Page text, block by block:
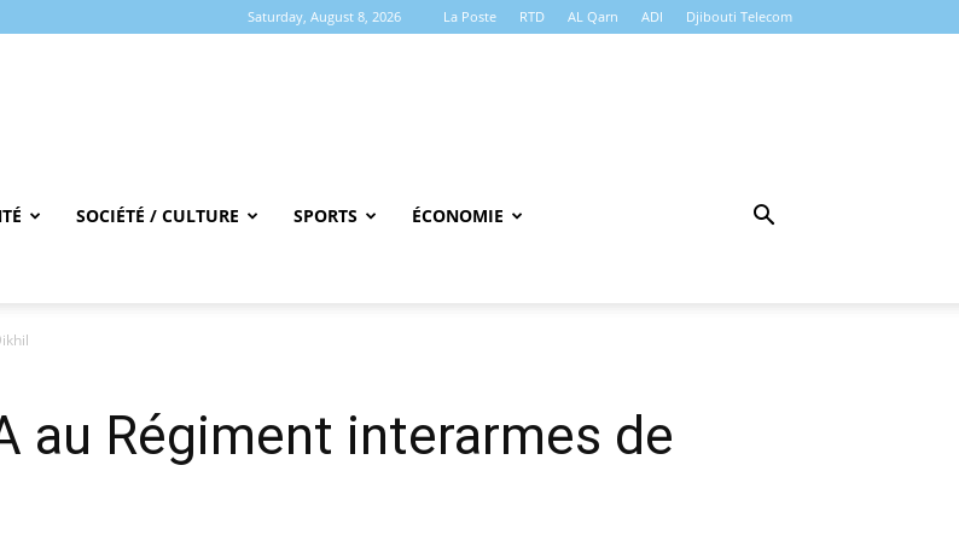
Saturday, August 8, 2026 La Poste RTD AL Qarn ADI Djibouti Telecom
SOCIÉTÉ / CULTURE SPORTS ÉCONOMIE
au Régiment interarmes de